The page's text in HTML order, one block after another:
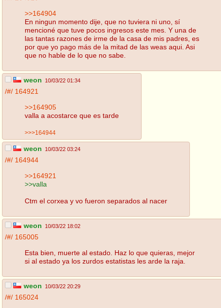
>>164904
En ningun momento dije, que no tuviera ni uno, sí
mencioné que tuve pocos ingresos este mes. Y una de
las tantas razones de irme de la casa de mis padres, es
por que yo pago más de la mitad de las weas aqui. Asi
que no hable de lo que no sabe.
weon 10/03/22 01:34
/#/ 164921
>>164905
valla a acostarce que es tarde
>>>164944
weon 10/03/22 03:24
/#/ 164944
>>164921
>>valla
Ctm el corxea y vo fueron separados al nacer
weon 10/03/22 18:02
/#/ 165005
Esta bien, muerte al estado. Haz lo que quieras, mejor
si al estado ya los zurdos estatistas les arde la raja.
weon 10/03/22 20:29
/#/ 165024